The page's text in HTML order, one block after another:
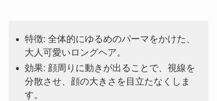
特徴: 全体的にゆるめのパーマをかけた、
大人可愛いロングヘア。
効果: 顔周りに動きが出ることで、視線を
分散させ、顔の大きさを目立たなくしま
す。